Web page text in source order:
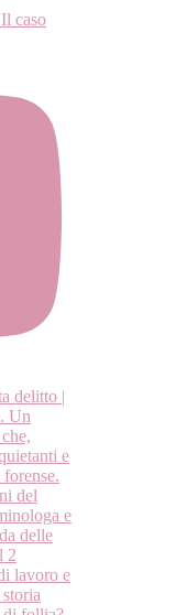
caso